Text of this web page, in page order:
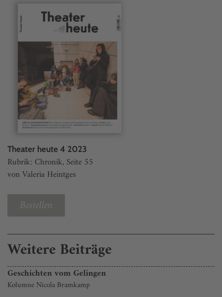
Theater heute 4 2023
Rubrik: Chronik, Seite 55
von Valeria Heintges
Bestellen
Weitere Beiträge
Geschichten vom Gelingen
Kolumne Nicola Bramkamp